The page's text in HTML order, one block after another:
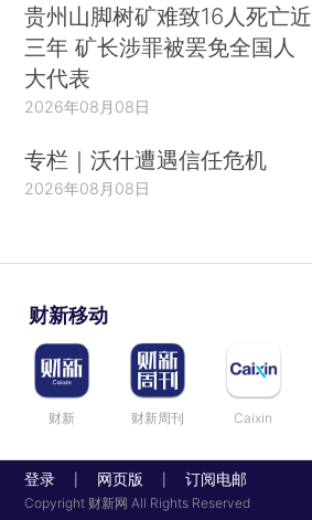
贵州山脚树矿难致16人死亡近
三年 矿长涉罪被罢免全国人
大代表
2026年08月08日
专栏｜沃什遭遇信任危机
2026年08月08日
财新移动
财新 财新周刊 Caixin
登录 网页版 订阅电邮
Copyright 财新网 All Rights Reserved